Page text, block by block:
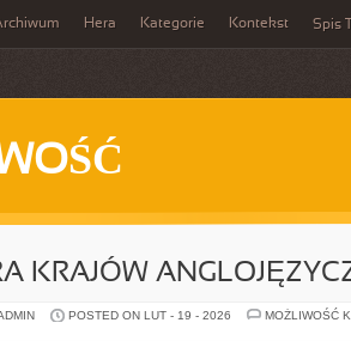
Hera Kategorie Kontekst Spis
KRAJÓW
POSTED ON LUT - 19 - 2026
MOŻLIWOŚĆ